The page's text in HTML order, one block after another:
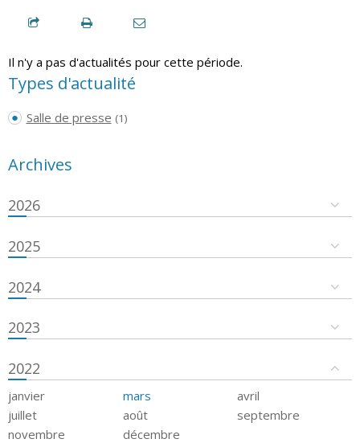
Il n'y a pas d'actualités pour cette période.
Types d'actualité
Salle de presse (1)
Archives
2026
2025
2024
2023
2022
janvier mars
avril
juillet
août
septembre
novembre
décembre